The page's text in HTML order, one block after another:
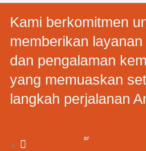
Kami berkomitmen
memberikan
dan pengalaman
yang memuaskan
langkah perjalanan
or